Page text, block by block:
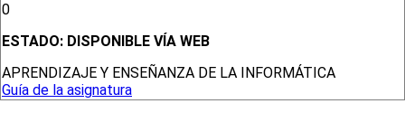
0
ESTADO: DISPONIBLE VÍA WEB
APRENDIZAJE Y ENSEÑANZA DE LA INFORMÁTICA
Guía de la asignatura